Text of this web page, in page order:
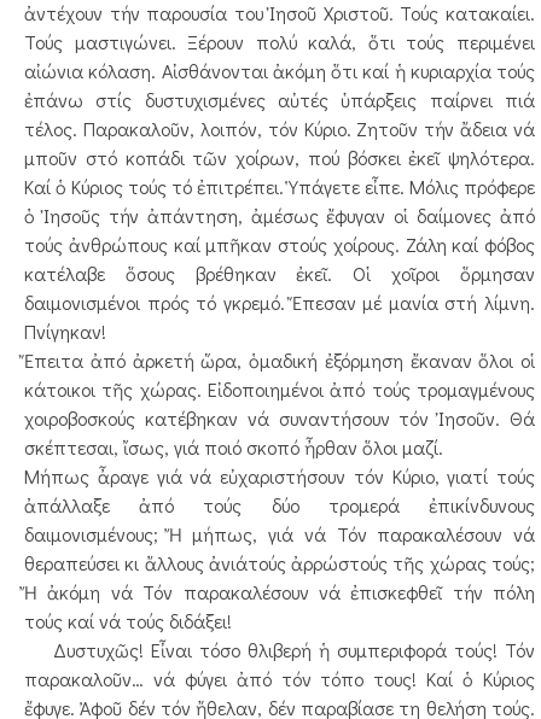
ἀντέχουν τήν παρουσία του Ἰησοῦ Χριστοῦ. Τούς κατακαίει.
Τούς μαστιγώνει. Ξέρουν πολύ καλά, ὅτι τούς περιμένει
αἰώνια κόλαση. Αἰσθάνονται ἀκόμη ὅτι καί ἡ κυριαρχία τούς
ἐπάνω στίς δυστυχισμένες αὐτές ὑπάρξεις παίρνει πιά
τέλος. Παρακαλοῦν, λοιπόν, τόν Κύριο. Ζητοῦν τήν ἄδεια νά
μποῦν στό κοπάδι τῶν χοίρων, πού βόσκει ἐκεῖ ψηλότερα.
Καί ὁ Κύριος τούς τό ἐπιτρέπει. Ὑπάγετε εἶπε. Μόλις πρόφερε
ὁ Ἰησοῦς τήν ἀπάντηση, ἀμέσως ἔφυγαν οἱ δαίμονες ἀπό
τούς ἀνθρώπους καί μπῆκαν στούς χοίρους. Ζάλη καί φόβος
κατέλαβε ὅσους βρέθηκαν ἐκεῖ. Οἱ χοῖροι ὅρμησαν
δαιμονισμένοι πρός τό γκρεμό. Ἔπεσαν μέ μανία στή λίμνη.
Πνίγηκαν!
Ἔπειτα ἀπό ἀρκετή ὥρα, ὁμαδική ἐξόρμηση ἔκαναν ὅλοι οἱ
κάτοικοι τῆς χώρας. Εἰδοποιημένοι ἀπό τούς τρομαγμένους
χοιροβοσκούς κατέβηκαν νά συναντήσουν τόν Ἰησοῦν. Θά
σκέπτεσαι, ἴσως, γιά ποιό σκοπό ἦρθαν ὅλοι μαζί.
Μήπως ἆραγε γιά νά εὐχαριστήσουν τόν Κύριο, γιατί τούς
ἀπάλλαξε ἀπό τούς δύο τρομερά ἐπικίνδυνους
δαιμονισμένους; Ἤ μήπως, γιά νά Τόν παρακαλέσουν νά
θεραπεύσει κι ἄλλους ἀνιάτούς ἀρρώστούς τῆς χώρας τούς;
Ἤ ἀκόμη νά Τόν παρακαλέσουν νά ἐπισκεφθεῖ τήν πόλη
τούς καί νά τούς διδάξει!
Δυστυχῶς! Εἶναι τόσο θλιβερή ἡ συμπεριφορά τούς! Τόν
παρακαλοῦν… νά φύγει ἀπό τόν τόπο τους! Καί ὁ Κύριος
ἔφυγε. Ἀφοῦ δέν τόν ἤθελαν, δέν παραβίασε τη θελήση τούς.